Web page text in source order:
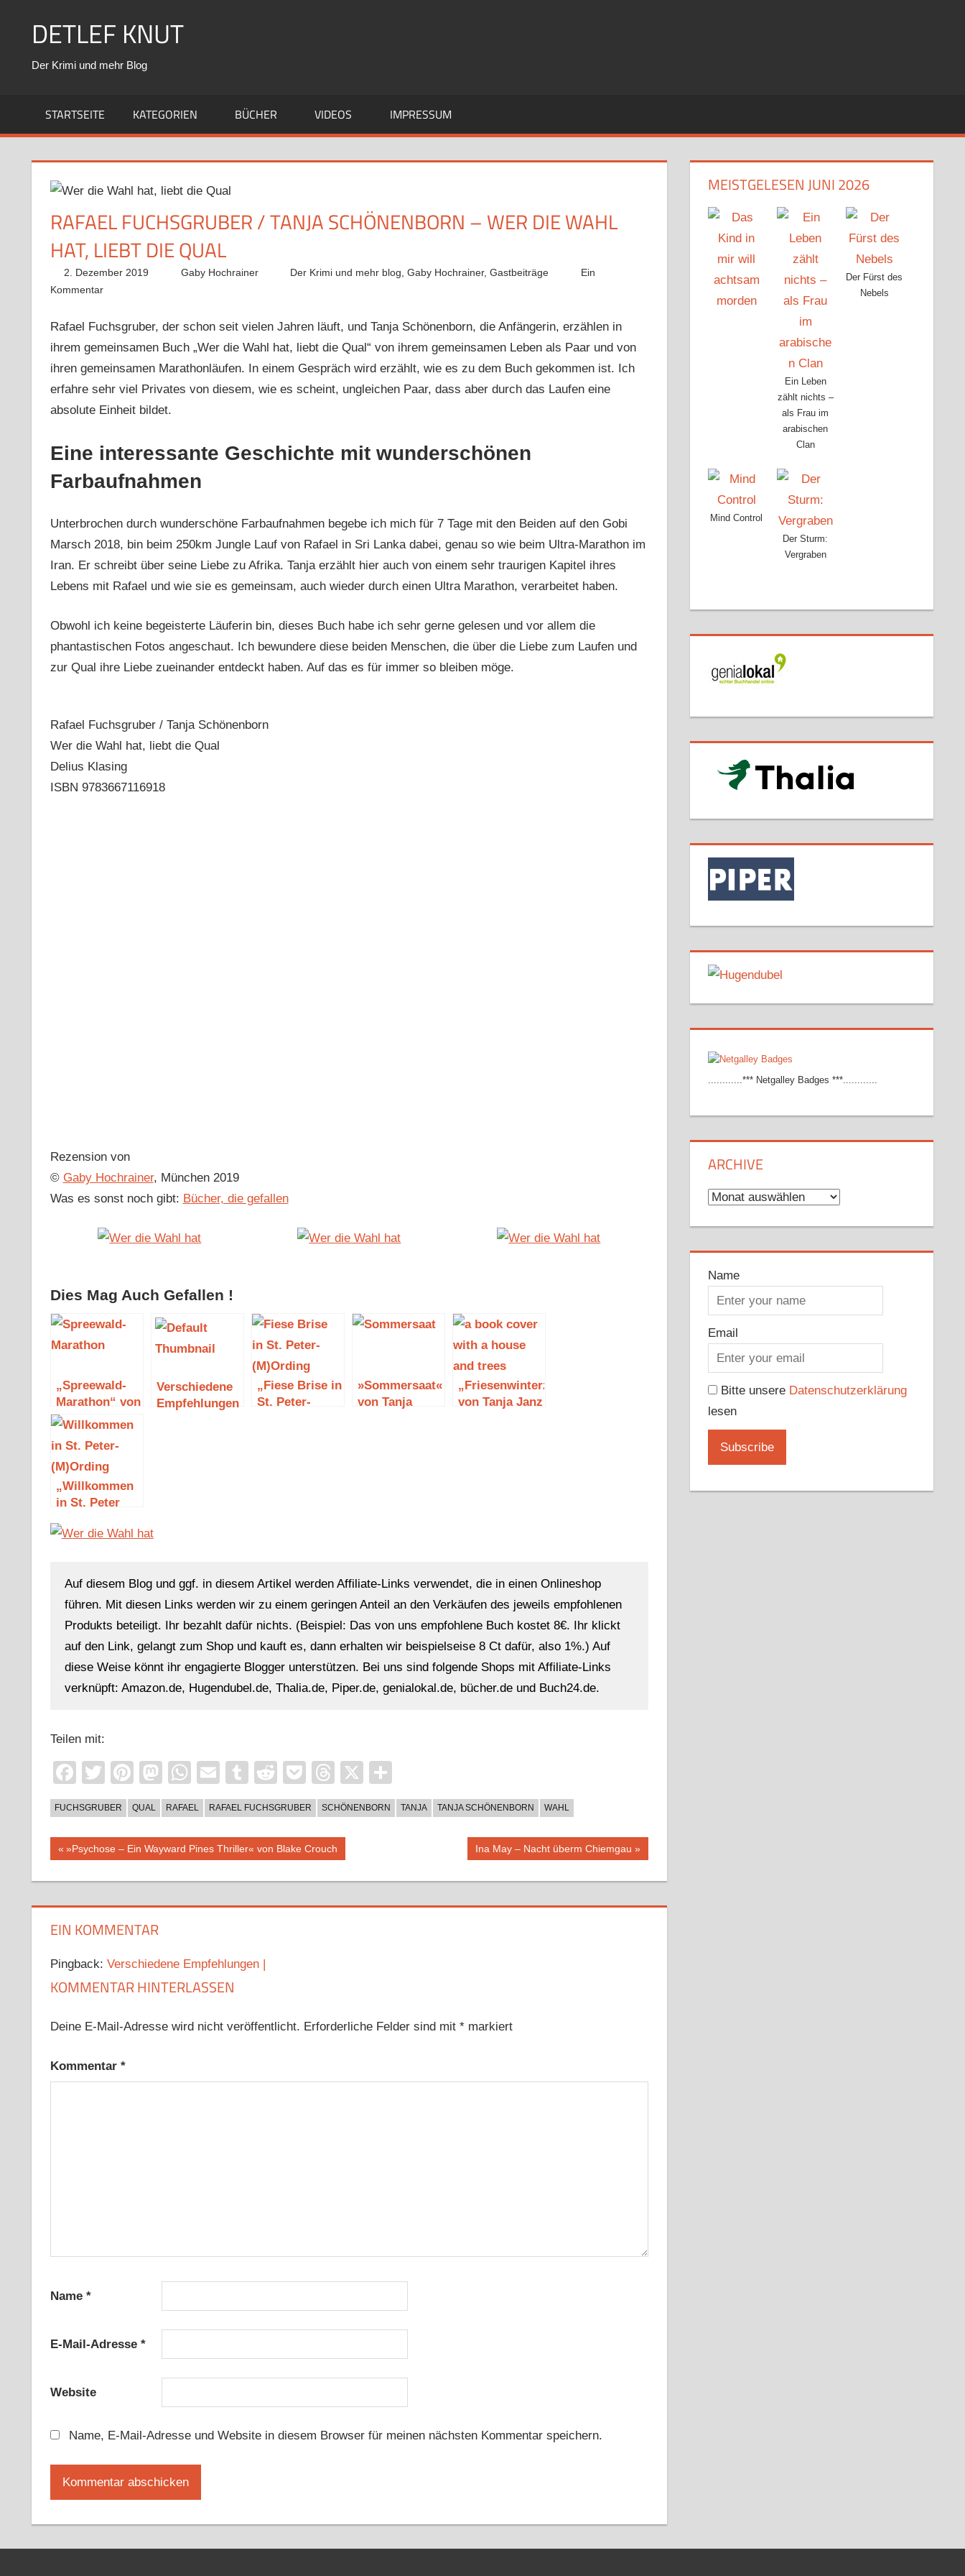
DETLEF KNUT
Der Krimi und mehr Blog
STARTSEITE KATEGORIEN BÜCHER VIDEOS IMPRESSUM
RAFAEL FUCHSGRUBER / TANJA SCHÖNENBORN – WER DIE WAHL
HAT, LIEBT DIE QUAL
2. Dezember 2019 Gaby Hochrainer Der Krimi und mehr blog ,Gaby Hochrainer,Gastbeiträge
Ein
Kommentar
Rafael Fuchsgruber, der schon seit vielen Jahren läuft, und Tanja Schönenborn, die Anfängerin, erzählen in
ihrem gemeinsamen Buch „Wer die Wahl hat, liebt die Qual“ von ihrem gemeinsamen Leben als Paar und von
ihren gemeinsamen Marathonläufen. In einem Gespräch wird erzählt, wie es zu dem Buch gekommen ist. Ich
erfahre sehr viel Privates von diesem, wie es scheint, ungleichen Paar, dass aber durch das Laufen eine
absolute Einheit bildet.
Eine interessante Geschichte mit wunderschönen
Farbaufnahmen
Unterbrochen durch wunderschöne Farbaufnahmen begebe ich mich für 7 Tage mit den Beiden auf den Gobi
Marsch 2018, bin beim 250km Jungle Lauf von Rafael in Sri Lanka dabei, genau so wie beim Ultra-Marathon im
Iran. Er schreibt über seine Liebe zu Afrika. Tanja erzählt hier auch von einem sehr traurigen Kapitel ihres
Lebens mit Rafael und wie sie es gemeinsam, auch wieder durch einen Ultra Marathon, verarbeitet haben.
Obwohl ich keine begeisterte Läuferin bin, dieses Buch habe ich sehr gerne gelesen und vor allem die
phantastischen Fotos angeschaut. Ich bewundere diese beiden Menschen, die über die Liebe zum Laufen und
zur Qual ihre Liebe zueinander entdeckt haben. Auf das es für immer so bleiben möge.
Rafael Fuchsgruber / Tanja Schönenborn
Wer die Wahl hat, liebt die Qual
Delius Klasing
ISBN 9783667116918
Rezension von
© Gaby Hochrainer, München 2019
Was es sonst noch gibt: Bücher, die gefallen
Dies Mag Auch Gefallen !
„Spreewald-
Marathon“ von
Franziska
Verschiedene
Empfehlungen
„Fiese Brise in
St. Peter-
»Sommersaat«
von Tanja
„Friesenwinterzauber“
von Tanja Janz
„Willkommen
in St. Peter
von Tanja Janz
Auf diesem Blog und ggf. in diesem Artikel werden Affiliate-Links verwendet, die in einen Onlineshop
führen. Mit diesen Links werden wir zu einem geringen Anteil an den Verkäufen des jeweils empfohlenen
Produkts beteiligt. Ihr bezahlt dafür nichts. (Beispiel: Das von uns empfohlene Buch kostet 8€. Ihr klickt
auf den Link, gelangt zum Shop und kauft es, dann erhalten wir beispielseise 8 Ct dafür, also 1%.) Auf
diese Weise könnt ihr engagierte Blogger unterstützen. Bei uns sind folgende Shops mit Affiliate-Links
verknüpft: Amazon.de, Hugendubel.de, Thalia.de, Piper.de, genialokal.de, bücher.de und Buch24.de.
Teilen mit:
Facebook
TwitterPinterest
Mastodon
WhatsApp
EmailTumblr
RedditPocketThreads
X
FUCHSGRUBER QUAL RAFAEL RAFAEL FUCHSGRUBER SCHÖNENBORN TANJA TANJA SCHÖNENBORN WAHL
Beitragsnavigation
Vorheriger
»Psychose – Ein Wayward Pines Thriller« von Blake Crouch
Nächster
Ina May – Nacht überm Chiemgau
EIN KOMMENTAR
Pingback: Verschiedene Empfehlungen |
KOMMENTAR HINTERLASSEN
Deine E-Mail-Adresse wird nicht veröffentlicht. Erforderliche Felder sind mit *markiert
Kommentar *
Name *
E-Mail-Adresse *
Website
Name, E-Mail-Adresse und Website in diesem Browser für meinen nächsten Kommentar speichern.
MEISTGELESEN JUNI 2026
Ein Leben
zählt nichts –
als Frau im
arabischen
Clan
Der Fürst des
Nebels
Mind Control
Der Sturm:
Vergraben
............*** Netgalley Badges ***............
ARCHIVE
Archive
Name
Email
Bitte unsere Datenschutzerklärung
lesen